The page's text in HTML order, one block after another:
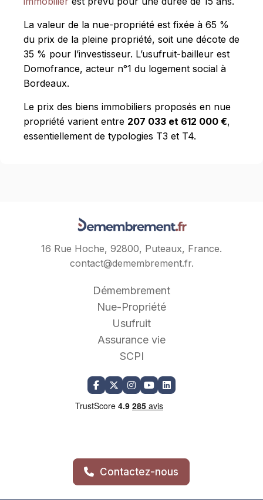
La valeur de la nue-propriété est fixée à 65 %
du prix de la pleine propriété, soit une décote de
35 % pour l’investisseur. L’usufruit-bailleur est
Domofrance, acteur n°1 du logement social à
Bordeaux.
Le prix des biens immobiliers proposés en nue
propriété varient entre 207 033 et 612 000 €,
essentiellement de typologies T3 et T4.
16 Rue Hoche, 92800, Puteaux, France.
contact@demembrement.fr.
Démembrement
Nue-Propriété
Usufruit
Assurance vie
SCPI
Contactez-nous